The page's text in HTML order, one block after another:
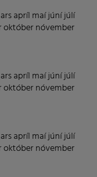
apríl maíjúníjúlí
októbernóvember
apríl maíjúníjúlí
októbernóvember
apríl maíjúníjúlí
októbernóvember